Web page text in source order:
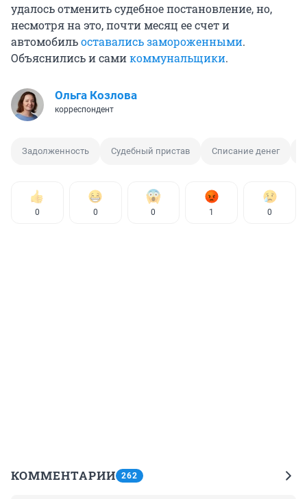
удалось отменить судебное постановление, но,
несмотря на это, почти месяц ее счет и
автомобильоставались замороженными.
Объяснились и самикоммунальщики.
Ольга Козлова
корреспондент
Задолженность Судебный пристав Списание денег
0 0 0 1 0
КОММЕНТАРИИ 262